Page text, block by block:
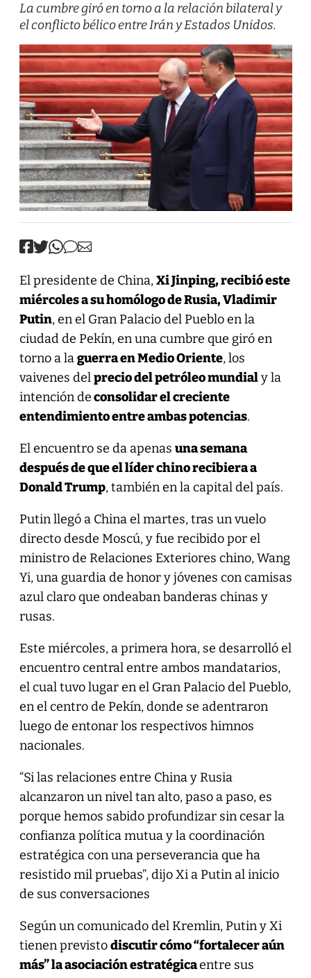
La cumbre giró en torno a la relación bilateral y
el conflicto bélico entre Irán y Estados Unidos.
El presidente de China,Xi Jinping, recibió este
miércoles a su homólogo de Rusia, Vladimir
Putin, en el Gran Palacio del Pueblo en la
ciudad de Pekín, en una cumbre que giró en
torno a laguerra en Medio Oriente, los
vaivenes delprecio del petróleo mundialy la
intención deconsolidar el creciente
entendimiento entre ambas potencias.
El encuentro se da apenas una semana
después de que el líder chino recibiera a
Donald Trump, también en la capital del país.
Putin llegó a China el martes, tras un vuelo
directo desde Moscú, y fue recibido por el
ministro de Relaciones Exteriores chino, Wang
Yi, una guardia de honor y jóvenes con camisas
azul claro que ondeaban banderas chinas y
rusas.
Este miércoles, a primera hora, se desarrolló el
encuentro central entre ambos mandatarios,
el cual tuvo lugar en el Gran Palacio del Pueblo,
en el centro de Pekín, donde se adentraron
luego de entonar los respectivos himnos
nacionales.
“Si las relaciones entre China y Rusia
alcanzaron un nivel tan alto, paso a paso, es
porque hemos sabido profundizar sin cesar la
confianza política mutua y la coordinación
estratégica con una perseverancia que ha
resistido mil pruebas”, dijo Xi a Putin al inicio
de sus conversaciones
Según un comunicado del Kremlin, Putin y Xi
tienen previstodiscutir cómo “fortalecer aún
más” la asociación estratégicaentre sus